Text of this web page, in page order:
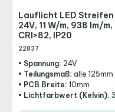
Lauflicht LED Streifen
24V, 11 W/m, 938 lm/
CRI>82, IP20
22837
• Spannung: 24V
• Teilungsmaß: alle 125mm
• PCB Breite: 10mm
• Lichtfarbwert (Kelvin):